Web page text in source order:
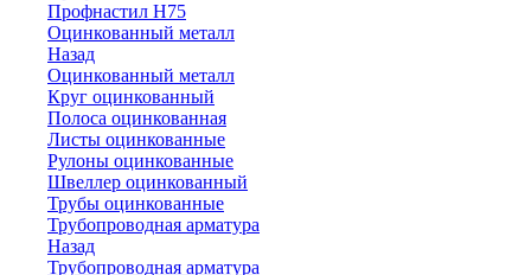
Профнастил Н75
Оцинкованный металл
Назад
Оцинкованный металл
Круг оцинкованный
Полоса оцинкованная
Листы оцинкованные
Рулоны оцинкованные
Швеллер оцинкованный
Трубы оцинкованные
Трубопроводная арматура
Назад
Трубопроводная арматура